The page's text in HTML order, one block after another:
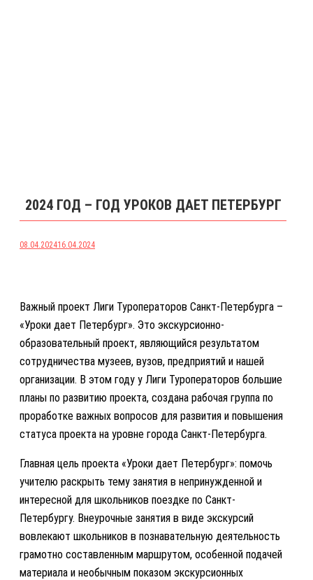
2024 ГОД – ГОД УРОКОВ ДАЕТ ПЕТЕРБУРГ
08.04.202416.04.2024
Важный проект Лиги Туроператоров Санкт-Петербурга –
«Уроки дает Петербург». Это экскурсионно-
образовательный проект, являющийся результатом
сотрудничества музеев, вузов, предприятий и нашей
организации. В этом году у Лиги Туроператоров большие
планы по развитию проекта, создана рабочая группа по
проработке важных вопросов для развития и повышения
статуса проекта на уровне города Санкт-Петербурга.
Главная цель проекта «Уроки дает Петербург»: помочь
учителю раскрыть тему занятия в непринужденной и
интересной для школьников поездке по Санкт-
Петербургу. Внеурочные занятия в виде экскурсий
вовлекают школьников в познавательную деятельность
грамотно составленным маршрутом, особенной подачей
материала и необычным показом экскурсионных